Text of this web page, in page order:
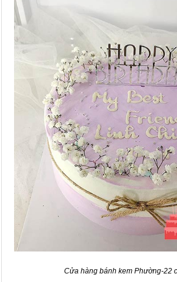
Cửa hàng bánh kem Phường-22